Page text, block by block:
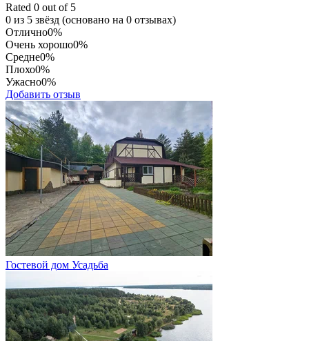
Rated 0 out of 5
0 из 5 звёзд (основано на 0 отзывах)
Отлично0%
Очень хорошо0%
Средне0%
Плохо0%
Ужасно0%
Добавить отзыв
Гостевой дом Усадьба